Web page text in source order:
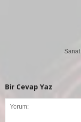
Sanat
Bir Cevap Yaz